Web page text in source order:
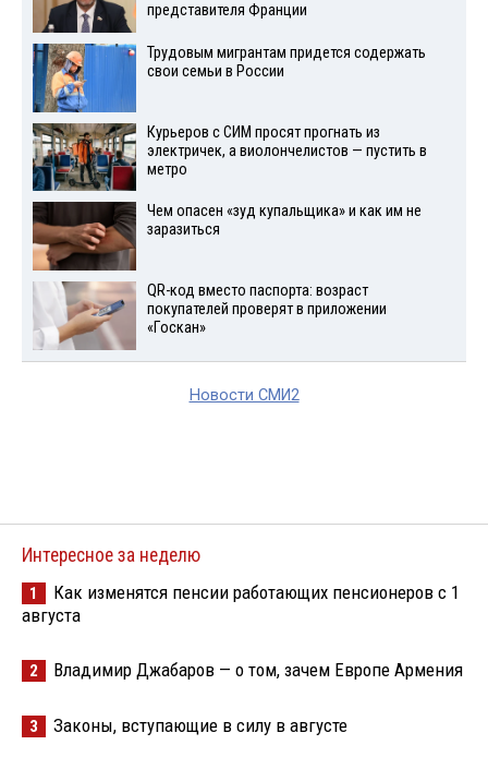
представителя Франции
Трудовым мигрантам придется содержать
свои семьи в России
Курьеров с СИМ просят прогнать из
электричек, а виолончелистов — пустить в
метро
Чем опасен «зуд купальщика» и как им не
заразиться
QR-код вместо паспорта: возраст
покупателей проверят в приложении
«Госкан»
Новости СМИ2
Интересное за неделю
1
Как изменятся пенсии работающих пенсионеров с 1
августа
2 Владимир Джабаров — о том, зачем Европе Армения
3 Законы, вступающие в силу в августе